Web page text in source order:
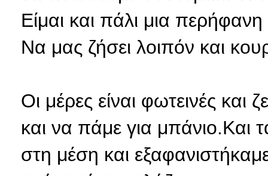
Είμαι και πάλι μια
Να μας ζήσει λοιπόν και
Οι μέρες είναι φωτεινές
και να πάμε για
στη μέση και